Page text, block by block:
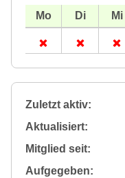
Zuletzt aktiv:
Aktualisiert:
Mitglied seit:
Aufgegeben: